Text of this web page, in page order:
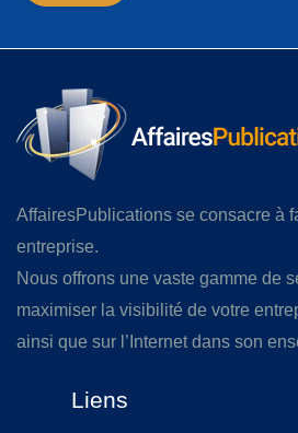
AffairesPublications se consacre à
entreprise.
Nous offrons une vaste gamme de
maximiser la visibilité de votre
ainsi que sur l’Internet dans son
Liens